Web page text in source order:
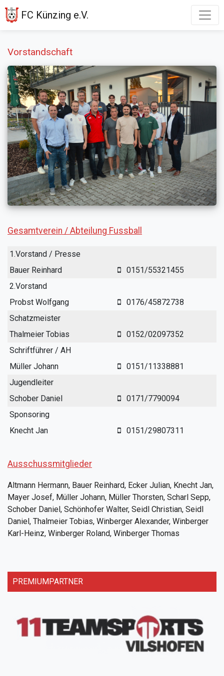
FC Künzing e.V.
Vorstandschaft
Gesamtverein / Abteilung Fussball
1.Vorstand / Presse
Bauer Reinhard
0151/55321455
2.Vorstand
Probst Wolfgang
0176/45872738
Schatzmeister
Thalmeier Tobias
0152/02097352
Schriftführer / AH
Müller Johann
0151/11338881
Jugendleiter
Schober Daniel
0171/7790094
Sponsoring
Knecht Jan
0151/29807311
Ausschussmitglieder
Altmann Hermann, Bauer Reinhard, Ecker Julian, Knecht Jan,
Mayer Josef, Müller Johann, Müller Thorsten, Scharl Sepp,
Schober Daniel, Schönhofer Walter, Seidl Christian, Seidl
Daniel, Thalmeier Tobias, Winberger Alexander, Winberger
Karl-Heinz, Winberger Roland, Winberger Thomas
PREMIUMPARTNER